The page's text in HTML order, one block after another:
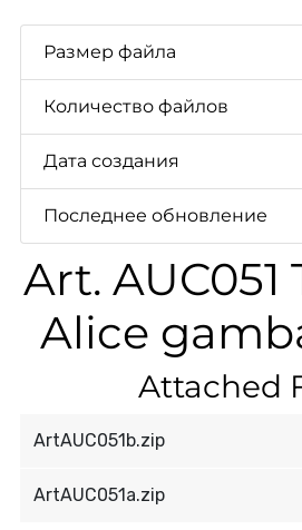
Размер файла
Количество файлов
Дата создания
Последнее обновление
Art. AUC051
Alice
Attached
ArtAUC051b.zip
ArtAUC051a.zip